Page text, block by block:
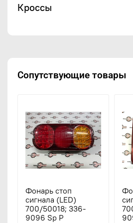
Кроссы
Сопутствующие товары
Фонарь стоп
сигнала (LED)
700/50018; 336-
9096 Sp P